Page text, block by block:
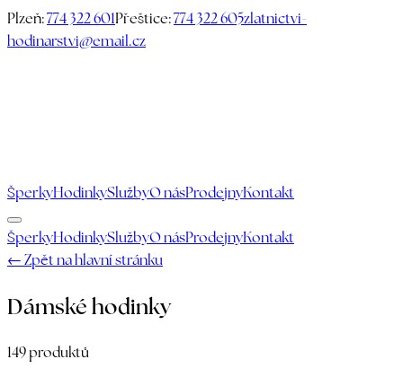
Plzeň:774 322 601Přeštice:774 322 605zlatnictvi-
hodinarstvi@email.cz
ŠperkyHodinkySlužbyO násProdejnyKontakt
ŠperkyHodinkySlužbyO násProdejnyKontakt
← Zpět na hlavní stránku
Dámské hodinky
149produktů